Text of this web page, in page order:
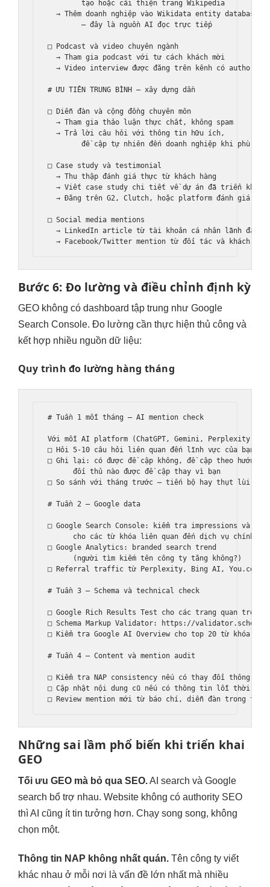
        tạo hoặc cải thiện trang Wikipedia
  → Thêm doanh nghiệp vào Wikidata entity database
        — đây là nguồn AI đọc trực tiếp
□ Podcast và video chuyên ngành
  → Tham gia podcast với tư cách khách mời
  → Video interview được đăng trên kênh có authority
# ƯU TIÊN TRUNG BÌNH — xây dựng dần
□ Diễn đàn và cộng đồng chuyên môn
  → Tham gia thảo luận thực chất, không spam
  → Trả lời câu hỏi với thông tin hữu ích,
        đề cập tự nhiên đến doanh nghiệp khi phù hợp
□ Case study và testimonial
  → Thu thập đánh giá thực từ khách hàng
  → Viết case study chi tiết về dự án đã triển khai
→ Đăng trên G2, Clutch, hoặc platform đánh giá
□ Social media mentions
  → LinkedIn article từ tài khoản cá nhân lãnh đạo
Bước 6: Đo lường và điều chỉnh định kỳ
GEO không có dashboard tập trung như Google
Search Console. Đo lường cần thực hiện thủ công và
kết hợp nhiều nguồn dữ liệu:
Quy trình đo lường hàng tháng
# Tuần 1 mỗi tháng — AI mention check
Với mỗi AI platform (ChatGPT, Gemini, Perplexity):
□ Hỏi 5-10 câu hỏi liên quan đến lĩnh vực của bạn
□ Ghi lại: có được đề cập không, đề cập theo hướng
      đối thủ nào được đề cập thay vì bạn
□ So sánh với tháng trước — tiến bộ hay thụt lùi
# Tuần 2 — Google data
□ Google Search Console: kiểm tra impressions và
      cho các từ khóa liên quan đến dịch vụ chính
□ Google Analytics: branded search trend
      (người tìm kiếm tên công ty tăng không?)
□ Referral traffic từ Perplexity, Bing AI, You.com
# Tuần 3 — Schema và technical check
□ Google Rich Results Test cho các trang quan trọng
□ Schema Markup Validator: https://
□ Kiểm tra Google AI Overview cho top 20 từ khóa
# Tuần 4 — Content và mention audit
□ Kiểm tra NAP consistency nếu có thay đổi thông tin
□ Cập nhật nội dung cũ nếu có thông tin lỗi thời
Những sai lầm phổ biến khi triển khai
GEO
Tối ưu GEO mà bỏ qua SEO.AI search và Google
search bổ trợ nhau. Website không có authority SEO
thì AI cũng ít tin tưởng hơn. Chạy song song, không
chọn một.
Thông tin NAP không nhất quán. Tên công ty viết
khác nhau ở mỗi nơi là vấn đề lớn nhất mà nhiều